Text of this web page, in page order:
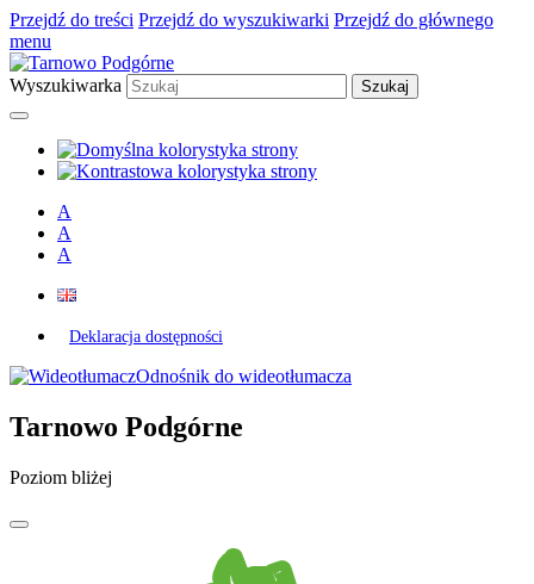
Przejdź do treści Przejdź do wyszukiwarki Przejdź do głównego
menu
Wyszukiwarka
A
A
A
Deklaracja dostępności
Odnośnik do wideotłumacza
Tarnowo Podgórne
Poziom bliżej